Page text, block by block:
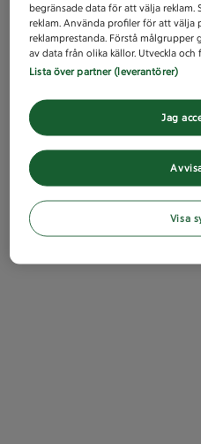
begränsade data för att välja reklam.
reklam. Använda profiler för att välja
reklamprestanda. Förstå
av data från olika källor. Utveckla och
Lista över partner (leverantörer)
Jag
Visa